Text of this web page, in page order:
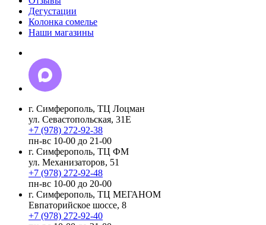
Дегустации
Колонка сомелье
Наши магазины
г. Симферополь, ТЦ Лоцман
ул. Севастопольская, 31Е
+7 (978) 272-92-38
пн-вс 10-00 до 21-00
г. Симферополь, ТЦ ФМ
ул. Механизаторов, 51
+7 (978) 272-92-48
пн-вс 10-00 до 20-00
г. Симферополь, ТЦ МЕГАНОМ
Евпаторийское шоссе, 8
+7 (978) 272-92-40